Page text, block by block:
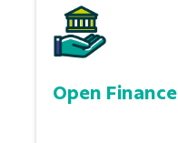
Open Finance